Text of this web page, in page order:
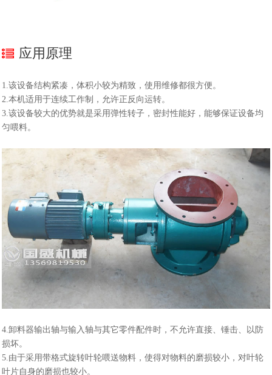
应用原理
1.该设备结构紧凑，体积小较为精致，使用维修都很方便。
2.本机适用于连续工作制，允许正反向运转。
3.该设备较大的优势就是采用弹性转子，密封性能好，能够保证设备均
匀喂料。
4.卸料器输出轴与输入轴与其它零件配件时，不允许直接、锤击、以防
损坏。
5.由于采用带格式旋转叶轮喂送物料，使得对物料的磨损较小，对叶轮
叶片自身的磨损也较小。